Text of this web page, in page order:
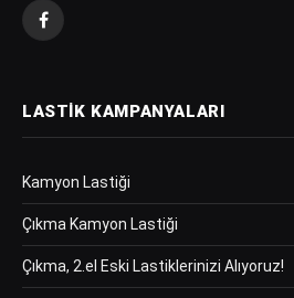
Facebook
LASTIK KAMPANYALARI
Kamyon Lastiği
Çıkma Kamyon Lastiği
Çıkma, 2.el Eski Lastiklerinizi Alıyoruz!